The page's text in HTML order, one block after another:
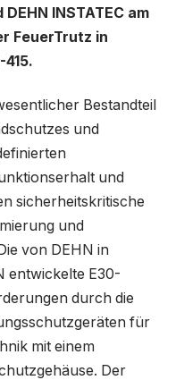
INSTATEC am
FeuerTrutz in
Bestandteil
und
und
sicherheitskritische
und
von DEHN in
entwickelte E30-
durch die
für
mit einem
Der